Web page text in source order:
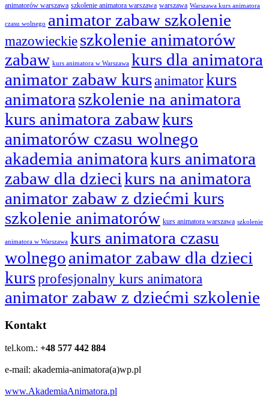
animatorów warszawa szkolenie animatora warszawa warszawa Warszawa kurs animatora
czasu wolnego animator zabaw szkolenie
mazowieckie szkolenie animatorów
zabaw kurs animatora w Warszawa kurs dla animatora
animator zabaw kursanimatorkurs
animatora szkolenie na animatora
kurs animatora zabawkurs
animatorów czasu wolnego
akademia animatorakurs animatora
zabaw dla dziecikurs na animatora
animator zabaw z dziećmi kurs
szkolenie animatorów kurs animatora warszawa szkolenie
animatora w Warszawa kurs animatora czasu
wolnegoanimator zabaw dla dzieci
kursprofesjonalny kurs animatora
animator zabaw z dziećmi szkolenie
Kontakt
tel.kom.: +48 577 442 884
e-mail: akademia-animatora(a)wp.pl
www.AkademiaAnimatora.pl